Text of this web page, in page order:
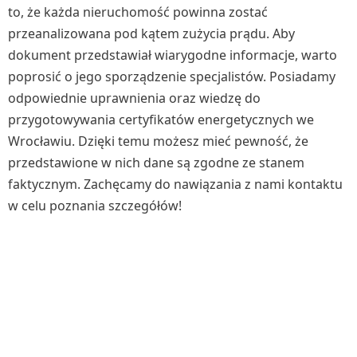
to, że każda nieruchomość powinna zostać
przeanalizowana pod kątem zużycia prądu. Aby
dokument przedstawiał wiarygodne informacje, warto
poprosić o jego sporządzenie specjalistów. Posiadamy
odpowiednie uprawnienia oraz wiedzę do
przygotowywania certyfikatów energetycznych we
Wrocławiu. Dzięki temu możesz mieć pewność, że
przedstawione w nich dane są zgodne ze stanem
faktycznym. Zachęcamy do nawiązania z nami kontaktu
w celu poznania szczegółów!